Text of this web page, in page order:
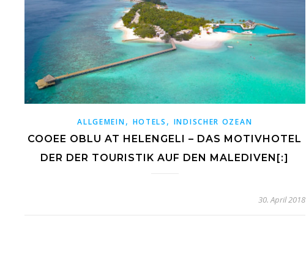
ALLGEMEIN, HOTELS , INDISCHER OZEAN
COOEE OBLU AT HELENGELI – DAS MOTIVHOTEL
DER DER TOURISTIK AUF DEN MALEDIVEN[:]
30. April 2018